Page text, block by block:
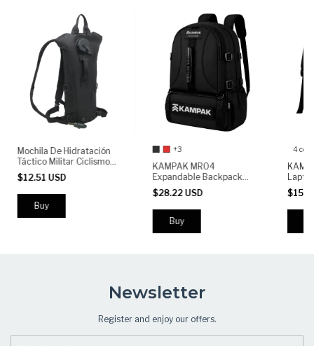
Mochila De Hidratación
Táctico Militar Ciclismo
Gjp2.5 KAMPAK
$12.51 USD
+3
KAMPAK MR04
Expandable Backpack
Travel Laptop School Gym
Outdoor Water Resistant
Backpack 10cm
Expandable
$28.22 USD
Buy
4
Newsletter
Register and enjoy our offers.